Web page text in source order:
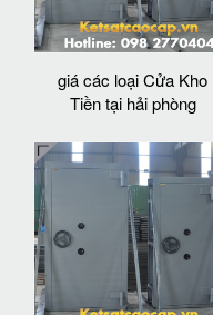
giá các loại Cửa Kho
Tiền tại hải phòng